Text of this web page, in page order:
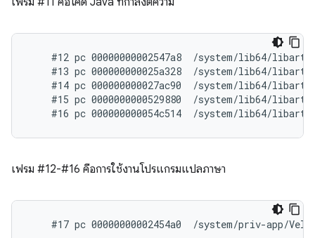
#12 pc 00000000002547a8  /system/lib64/
#13 pc 000000000025a328  /system/lib64/
#14 pc 000000000027ac90  /system/lib64/
#15 pc 0000000000529880  /system/lib64/
เฟรม #12-#16 คือการใช้งานโปรแกรมแปลภาษา